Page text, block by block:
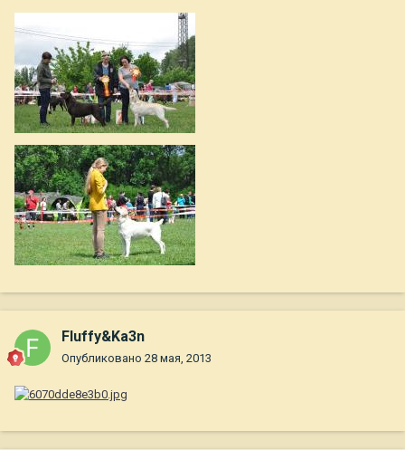
Fluffy&Ka3n
Опубликовано 28 мая, 2013